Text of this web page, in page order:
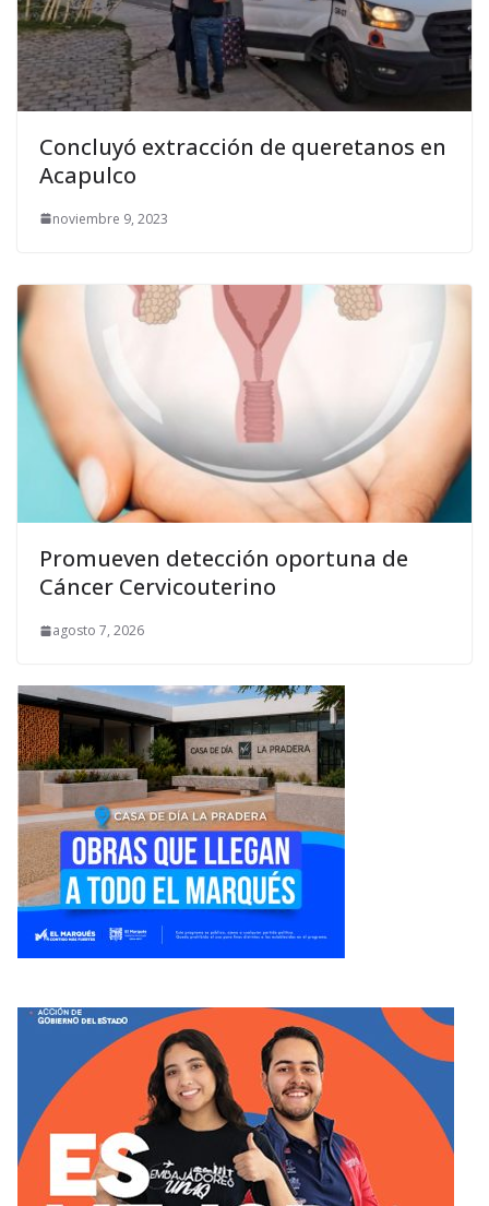
Concluyó extracción de queretanos en
Acapulco
noviembre 9, 2023
Promueven detección oportuna de
Cáncer Cervicouterino
agosto 7, 2026